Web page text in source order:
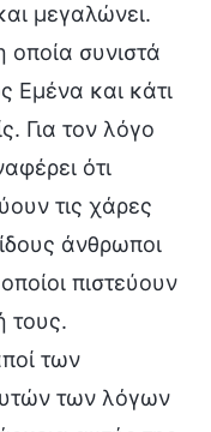
μεγαλώνει.
οποία συνιστά
Εμένα και κάτι
Για τον λόγο
ότι
τις χάρες
άνθρωποι
πιστεύουν
τους.
των
των λόγων